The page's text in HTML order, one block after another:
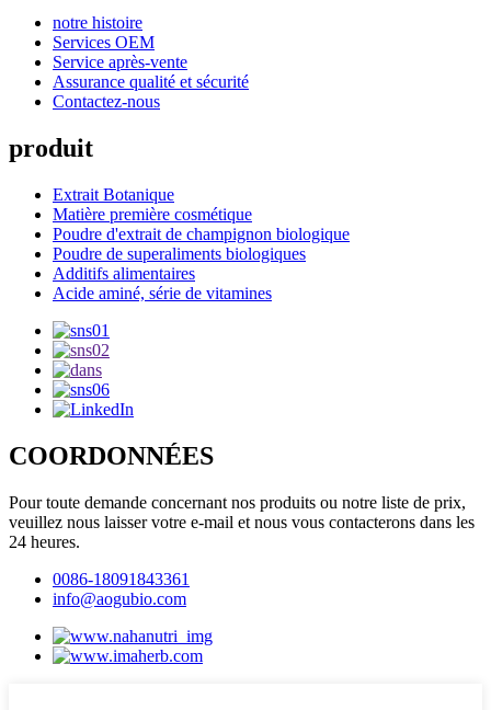
notre histoire
Services OEM
Service après-vente
Assurance qualité et sécurité
Contactez-nous
produit
Extrait Botanique
Matière première cosmétique
Poudre d'extrait de champignon biologique
Poudre de superaliments biologiques
Additifs alimentaires
Acide aminé, série de vitamines
COORDONNÉES
Pour toute demande concernant nos produits ou notre liste de prix,
veuillez nous laisser votre e-mail et nous vous contacterons dans les
24 heures.
0086-18091843361
info@aogubio.com